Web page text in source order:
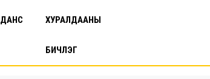
ДАНС ХУРАЛДААНЫ
БИЧЛЭГ